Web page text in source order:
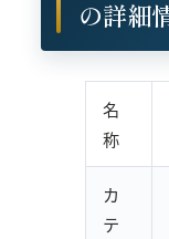
の詳細
名
称
カ
テ